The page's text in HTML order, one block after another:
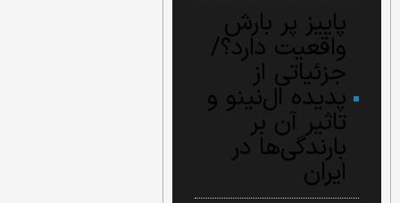
پاییز پر بارش
واقعیت دارد؟/
جزئیاتی از
پدیده ال‌نینو و
تاثیر آن بر
بارندگی‌ها در
ایران